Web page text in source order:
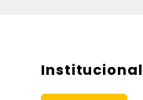
Institucional